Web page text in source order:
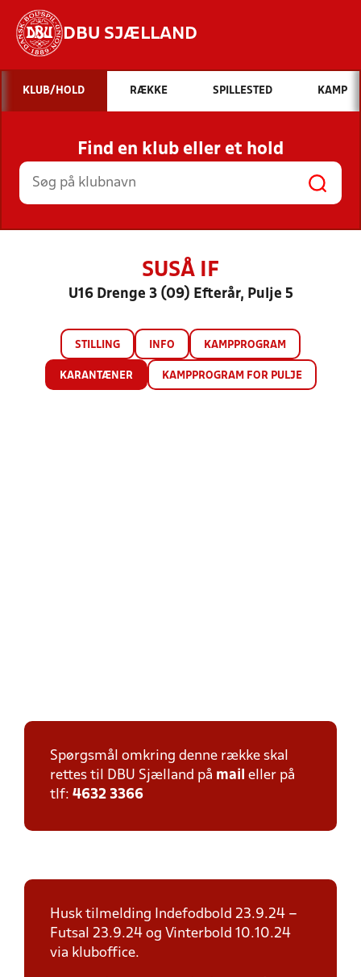
DBU SJÆLLAND
Hvad vil du søge efter?
INDHOLD OG NYHEDER
STILLINGER, RESULTATER, KLUBBER OG
HOLD
KLUB/HOLD RÆKKE SPILLESTED KAMP
Find en klub eller et hold
SUSÅ IF
U16 Drenge 3 (09) Efterår, Pulje 5
STILLING INFO KAMPPROGRAM
KARANTÆNER KAMPPROGRAM FOR PULJE
Spørgsmål omkring denne række skal
rettes til DBU Sjælland på mail eller på
tlf: 4632 3366
Husk tilmelding Indefodbold 23.9.24 –
Futsal 23.9.24 og Vinterbold 10.10.24
via kluboffice.